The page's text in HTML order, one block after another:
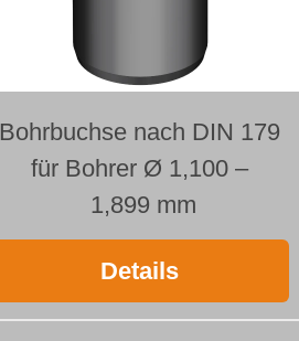
Bohrbuchse nach DIN 179
für Bohrer Ø 1,100 –
1,899 mm
Details